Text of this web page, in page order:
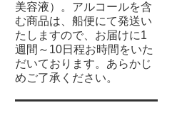
美容液）。アルコールを含
む商品は、船便にて発送い
たしますので、お届けに1
週間～10日程お時間をいた
だいております。あらかじ
めご了承ください。